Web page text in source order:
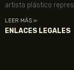
artista plástico
LEER MÁS »
ENLACES LEGALES